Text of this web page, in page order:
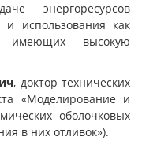
энергоресурсов
и использования как
имеющих высокую
, доктор технических
«Моделирование и
оболочковых
в них отливок»).